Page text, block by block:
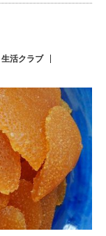
生活クラブ